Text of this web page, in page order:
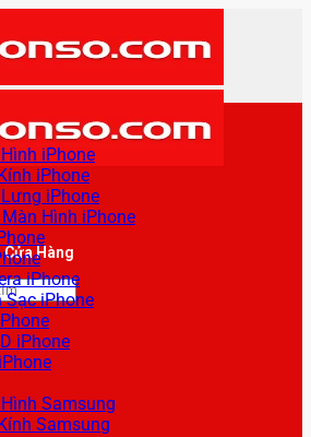
Cửa Hàng
iPhone
iPhone
iPhone
Màn Hình iPhone
iPhone
Sạc iPhone
iPhone
Samsung
Samsung